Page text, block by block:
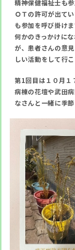
精神保健福祉士も参
ＯＴの許可が出て
も参加を呼び掛けま
何かのきっかけに
が、患者さんの意
しい活動をして行
第1回目は１０月１
病棟の花壇や武田
なさんと一緒に季節